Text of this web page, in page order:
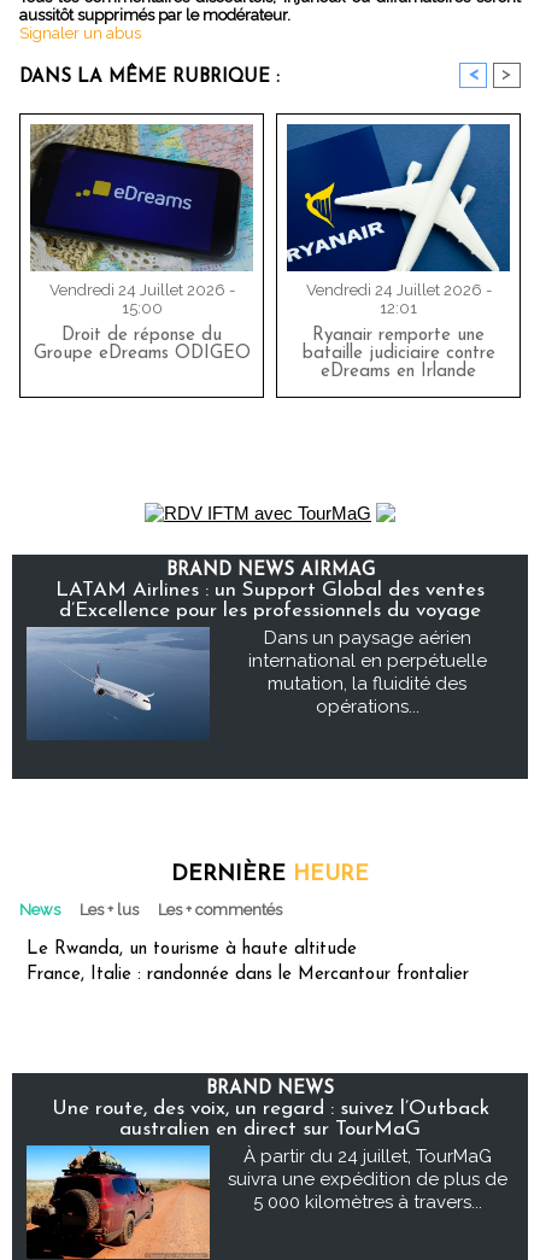
aussitôt supprimés par le modérateur.
Signaler un abus
DANS LA MÊME RUBRIQUE : < >
Vendredi 24 Juillet 2026 -
15:00
Droit de réponse du
Groupe eDreams ODIGEO
Vendredi 24 Juillet 2026 -
12:01
Ryanair remporte une
bataille judiciaire contre
eDreams en Irlande
BRAND NEWS AIRMAG
LATAM Airlines : un Support Global des ventes
d’Excellence pour les professionnels du voyage
Dans un paysage aérien
international en perpétuelle
mutation, la fluidité des
opérations...
DERNIÈRE HEURE
News Les + lus Les + commentés
Le Rwanda, un tourisme à haute altitude
France, Italie : randonnée dans le Mercantour frontalier
BRAND NEWS
Une route, des voix, un regard : suivez l’Outback
australien en direct sur TourMaG
À partir du 24 juillet, TourMaG
suivra une expédition de plus de
5 000 kilomètres à travers...